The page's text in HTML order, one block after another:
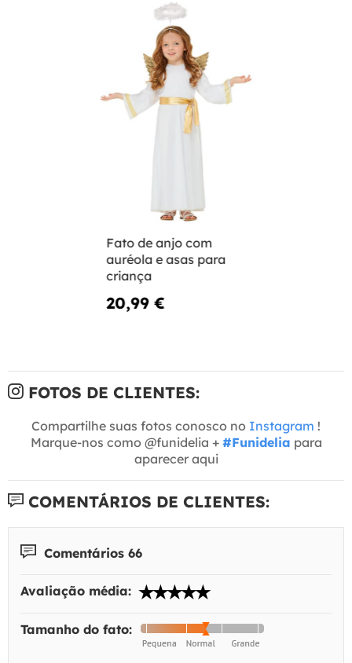
Fato de anjo com
auréola e asas para
criança
20,99 €
FOTOS DE CLIENTES:
Compartilhe suas fotos conosco no Instagram !
Marque-nos como @funidelia + #Funidelia para
aparecer aqui
COMENTÁRIOS DE CLIENTES:
Comentários 66
Avaliação média:
Tamanho do fato: